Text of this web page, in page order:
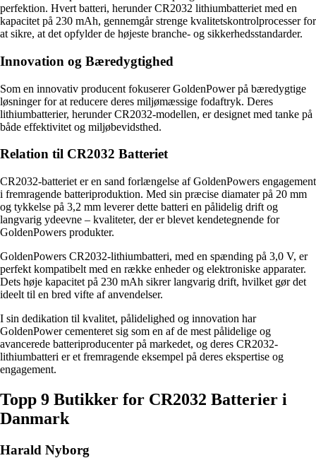
perfektion. Hvert batteri, herunder CR2032 lithiumbatteriet med en
kapacitet på 230 mAh, gennemgår strenge kvalitetskontrolprocesser for
at sikre, at det opfylder de højeste branche- og sikkerhedsstandarder.
Innovation og Bæredygtighed
Som en innovativ producent fokuserer GoldenPower på bæredygtige
løsninger for at reducere deres miljømæssige fodaftryk. Deres
lithiumbatterier, herunder CR2032-modellen, er designet med tanke på
både effektivitet og miljøbevidsthed.
Relation til CR2032 Batteriet
CR2032-batteriet er en sand forlængelse af GoldenPowers engagement
i fremragende batteriproduktion. Med sin præcise diamater på 20 mm
og tykkelse på 3,2 mm leverer dette batteri en pålidelig drift og
langvarig ydeevne – kvaliteter, der er blevet kendetegnende for
GoldenPowers produkter.
GoldenPowers CR2032-lithiumbatteri, med en spænding på 3,0 V, er
perfekt kompatibelt med en række enheder og elektroniske apparater.
Dets høje kapacitet på 230 mAh sikrer langvarig drift, hvilket gør det
ideelt til en bred vifte af anvendelser.
I sin dedikation til kvalitet, pålidelighed og innovation har
GoldenPower cementeret sig som en af de mest pålidelige og
avancerede batteriproducenter på markedet, og deres CR2032-
lithiumbatteri er et fremragende eksempel på deres ekspertise og
engagement.
Topp 9 Butikker for CR2032 Batterier i
Danmark
Harald Nyborg